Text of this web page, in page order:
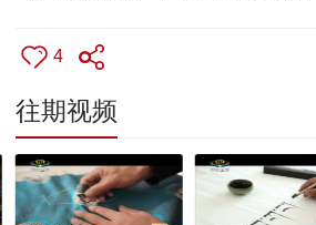
4
往期视频